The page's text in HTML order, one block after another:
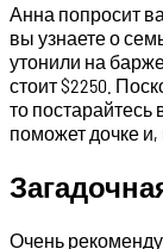
Анна попросит
вы узнаете о
утонили на
стоит $2250.
то постарайтесь
поможет дочке
Очень